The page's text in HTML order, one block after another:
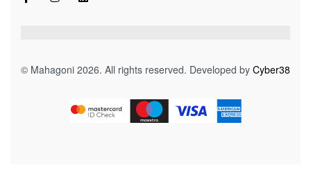
© Mahagoni 2026. All rights reserved. Developed by Cyber38